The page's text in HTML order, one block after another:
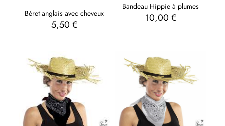
Béret anglais avec cheveux
5,50€
Bandeau Hippie à plumes
10,00 €